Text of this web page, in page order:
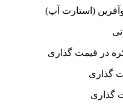
(استارت آپ)
در قیمت گذاری
گذاری
گذاری